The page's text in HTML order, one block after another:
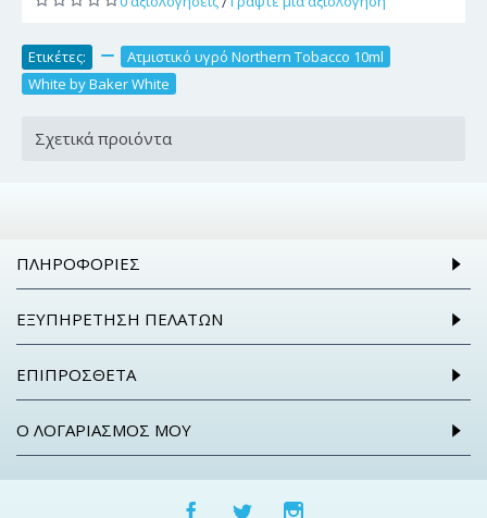
Ετικέτες: Ατμιστικό υγρό Northern Tobacco 10ml
White by Baker White
Σχετικά προιόντα
ΠΛΗΡΟΦΟΡΊΕΣ
ΕΞΥΠΗΡΈΤΗΣΗ ΠΕΛΑΤΏΝ
ΕΠΙΠΡΌΣΘΕΤΑ
Ο ΛΟΓΑΡΙΑΣΜΌΣ ΜΟΥ